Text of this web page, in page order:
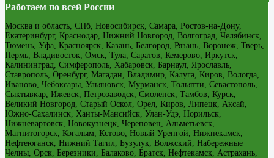
Работаем по всей России
Москва и область, СПб, Новосибирск, Самара, Ростов-на-Дону,
Екатеринбург, Краснодар, Нижний Новгород, Волгоград, Челябинск,
Тюмень, Уфа, Красноярск, Казань, Белгород, Рязань, Воронеж, Тверь,
Пермь, Владивосток, Омск, Тула, Саратов, Кемерово, Иркутск,
Калининград, Симферополь, Хабаровск, Барнаул, Ярославль,
Ставрополь, Оренбург, Магадан, Владимир, Калуга, Киров, Вологда,
Иваново, Чебоксары, Ульяновск, Мурманск, Тольятти, Севастополь,
Сыктывкар, Ижевск, Петрозаводск, Смоленск, Тамбов, Курск,
Великий Новгород, Старый Оскол, Орел, Киров, Липецк, Аксай,
Южно-Сахалинск, Ханты-Мансийск, Улан-Удэ, Норильск,
Нижневартовск, Новокузнецк, Череповец, Альметьевск,
Магнитогорск, Когалым, Кстово, Новый Уренгой, Нижнекамск,
Нефтеюганск, Нижний Тагил, Бузулук, Волжский, Набережные
Челны, Орск, Березники, Балаково, Братск, Нефтекамск, Астрахань,